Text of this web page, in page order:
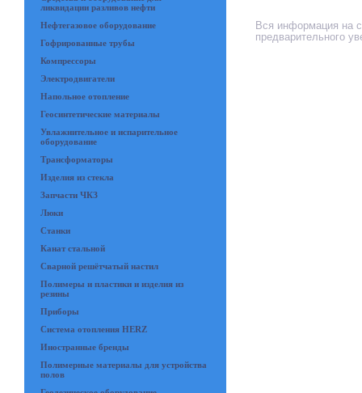
ликвидации разливов нефти
Нефтегазовое оборудование
Гофрированные трубы
Компрессоры
Электродвигатели
Напольное отопление
Геосинтетические материалы
Увлажнительное и испарительное
оборудование
Трансформаторы
Изделия из стекла
Запчасти ЧКЗ
Люки
Станки
Канат стальной
Сварной решётчатый настил
Полимеры и пластики и изделия из
резины
Приборы
Система отопления HERZ
Иностранные бренды
Полимерные материалы для устройства
полов
Вся информация на
предварительного